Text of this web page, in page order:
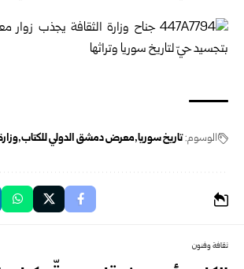
الوسوم:تاريخ سوريا معرض دمشق الدولي للكتاب
ثقافة وفنون